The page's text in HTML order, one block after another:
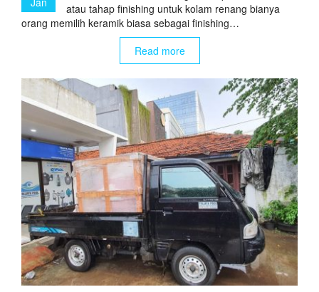
atau tahap finishing untuk kolam renang bianya
orang memilih keramik biasa sebagai finishing…
Read more